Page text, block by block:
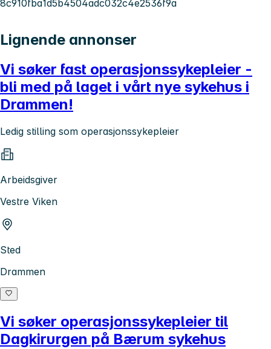
8c910fba1d5b4504adc032c4e2536f9a
Lignende annonser
Vi søker fast operasjonssykepleier -
bli med på laget i vårt nye sykehus i
Drammen!
Ledig stilling som operasjonssykepleier
Arbeidsgiver
Vestre Viken
Sted
Drammen
Vi søker operasjonssykepleier til
Dagkirurgen på Bærum sykehus